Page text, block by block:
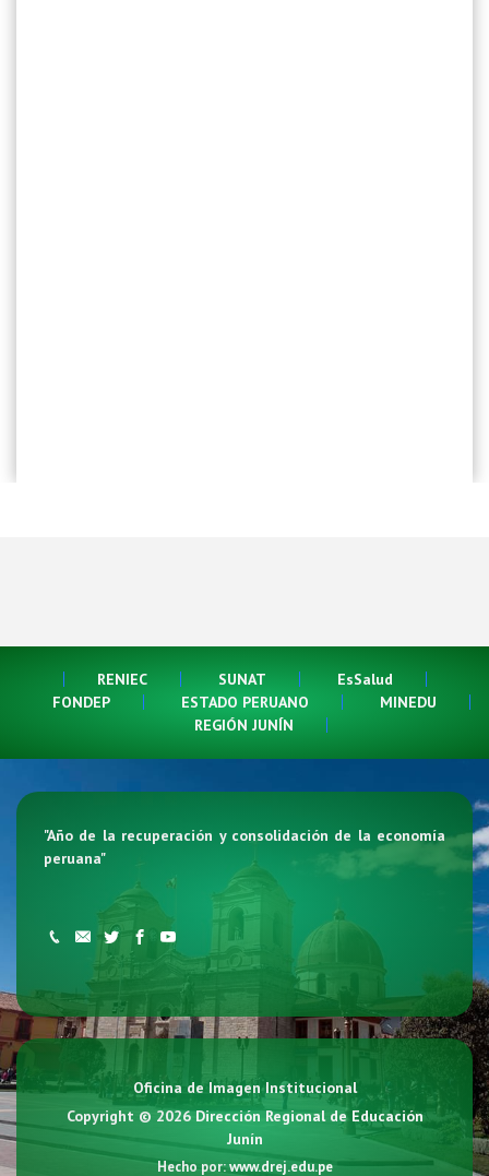
RENIEC SUNAT
EsSalud
FONDEP
ESTADO PERUANO
MINEDU
REGIÓN JUNÍN
"Año de la recuperación y consolidación de la economía
peruana"
Oficina de Imagen Institucional
Copyright © 2026Dirección Regional de Educación
Junín
Hecho por:www.drej.edu.pe